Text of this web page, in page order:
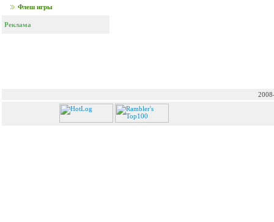
Флеш игры
Реклама